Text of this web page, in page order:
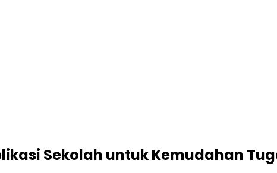
Sekolah untuk Kemudahan